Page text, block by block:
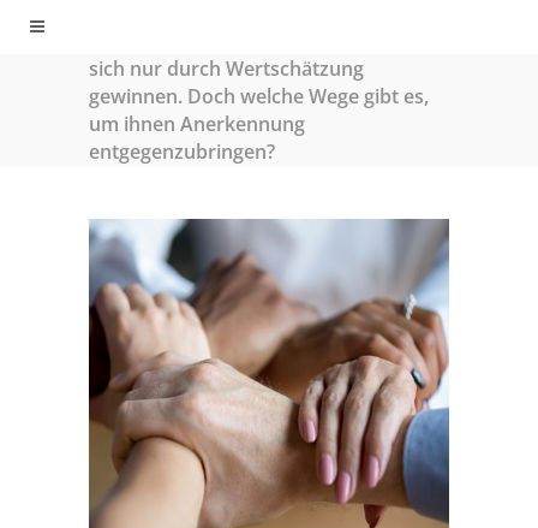
sich nur durch Wertschätzung
gewinnen. Doch welche Wege gibt es,
um ihnen Anerkennung
entgegenzubringen?